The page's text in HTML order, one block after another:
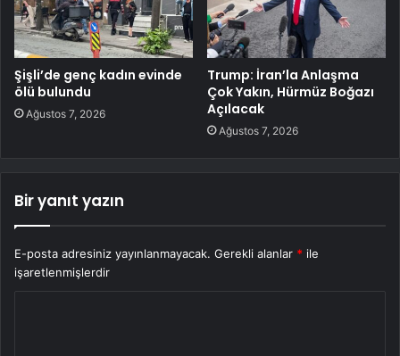
Şişli’de genç kadın evinde
ölü bulundu
Ağustos 7, 2026
Trump: İran’la Anlaşma
Çok Yakın, Hürmüz Boğazı
Açılacak
Ağustos 7, 2026
Bir yanıt yazın
E-posta adresiniz yayınlanmayacak. Gerekli alanlar * ile
işaretlenmişlerdir